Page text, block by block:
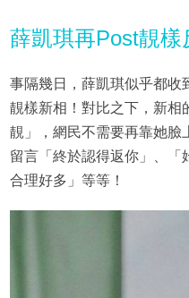
薛凱琪再Post靚樣
事隔幾日，薛凱琪似乎都收
靚樣新相！對比之下，新相
靚」，網民不需要再靠她臉
留言「終於認得返你」、「
合理好多」等等！